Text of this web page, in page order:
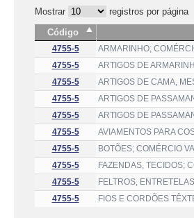
Mostrar
registros por página
Código
4755-5
ARMARINHO;
4755-5
ARTIGOS DE
4755-5
ARTIGOS DE CAMA,
4755-5
ARTIGOS DE
4755-5
ARTIGOS DE
4755-5
AVIAMENTOS PARA
4755-5
BOTÕES; COMÉRCIO
4755-5
FAZENDAS, TECIDOS;
4755-5
FELTROS,
4755-5
FIOS E CORDÕES